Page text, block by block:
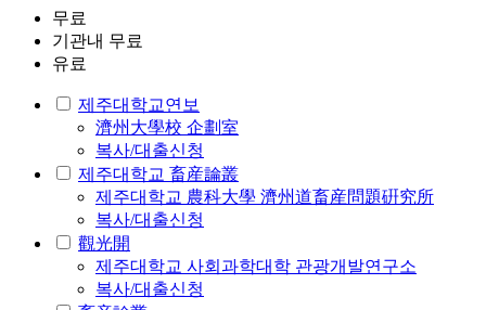
무료
기관내 무료
유료
제주대학교연보
濟州大學校 企劃室
복사/대출신청
제주대학교 畜産論叢
제주대학교 農科大學 濟州道畜産問題硏究所
복사/대출신청
觀光開
제주대학교 사회과학대학 관광개발연구소
복사/대출신청